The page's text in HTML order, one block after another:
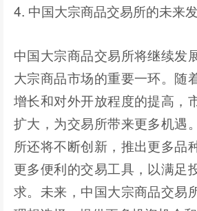
4. 中国大宗商品交易所的未来
中国大宗商品交易所将继续发
大宗商品市场的重要一环。随
增长和对外开放程度的提高，
扩大，为交易所带来更多机遇
所还将不断创新，推出更多品
更多便利的交易工具，以满足
求。未来，中国大宗商品交易